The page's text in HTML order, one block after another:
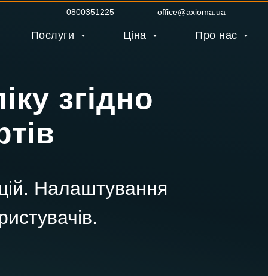
0800351225 office@axioma.ua
Послуги Ціна Про нас
згідно
Налаштування